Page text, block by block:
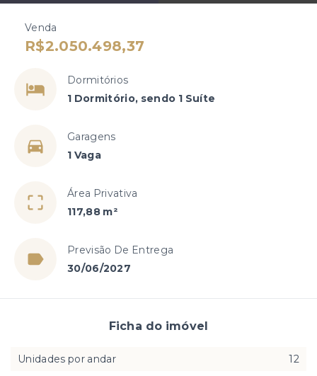
Venda
R$2.050.498,37
Dormitórios
1 Dormitório, sendo 1 Suíte
Garagens
1 Vaga
Área Privativa
117,88 m²
Previsão De Entrega
30/06/2027
Ficha do imóvel
Unidades por andar
12